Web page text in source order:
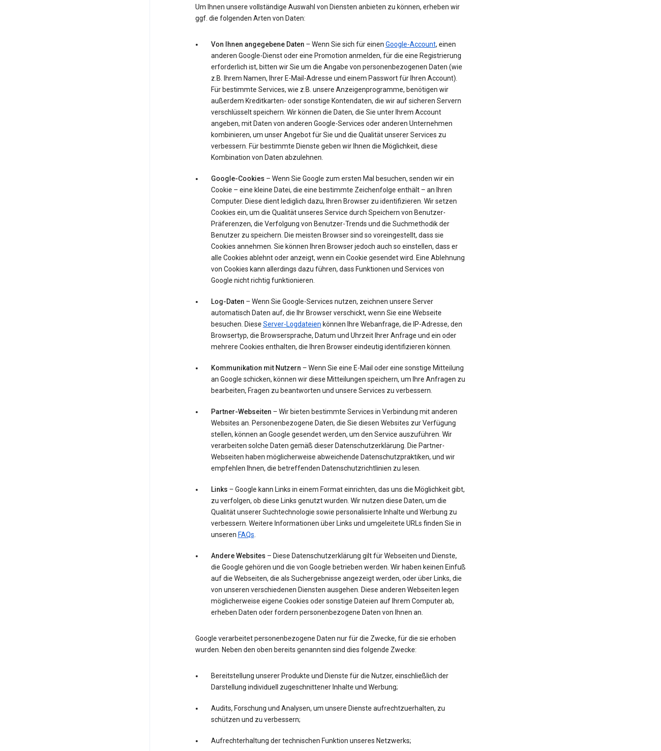
Um Ihnen unsere vollständige Auswahl von Diensten anbieten zu können, erheben wir
ggf. die folgenden Arten von Daten:
Von Ihnen angegebene Daten – Wenn Sie sich für einen Google-Account, einen
anderen Google-Dienst oder eine Promotion anmelden, für die eine Registrierung
erforderlich ist, bitten wir Sie um die Angabe von personenbezogenen Daten (wie
z.B. Ihrem Namen, Ihrer E-Mail-Adresse und einem Passwort für Ihren Account).
Für bestimmte Services, wie z.B. unsere Anzeigenprogramme, benötigen wir
außerdem Kreditkarten- oder sonstige Kontendaten, die wir auf sicheren Servern
verschlüsselt speichern. Wir können die Daten, die Sie unter Ihrem Account
angeben, mit Daten von anderen Google-Services oder anderen Unternehmen
kombinieren, um unser Angebot für Sie und die Qualität unserer Services zu
verbessern. Für bestimmte Dienste geben wir Ihnen die Möglichkeit, diese
Kombination von Daten abzulehnen.
Google-Cookies – Wenn Sie Google zum ersten Mal besuchen, senden wir ein
Cookie – eine kleine Datei, die eine bestimmte Zeichenfolge enthält – an Ihren
Computer. Diese dient lediglich dazu, Ihren Browser zu identifizieren. Wir setzen
Cookies ein, um die Qualität unseres Service durch Speichern von Benutzer-
Präferenzen, die Verfolgung von Benutzer-Trends und die Suchmethodik der
Benutzer zu speichern. Die meisten Browser sind so voreingestellt, dass sie
Cookies annehmen. Sie können Ihren Browser jedoch auch so einstellen, dass er
alle Cookies ablehnt oder anzeigt, wenn ein Cookie gesendet wird. Eine Ablehnung
von Cookies kann allerdings dazu führen, dass Funktionen und Services von
Google nicht richtig funktionieren.
Log-Daten – Wenn Sie Google-Services nutzen, zeichnen unsere Server
automatisch Daten auf, die Ihr Browser verschickt, wenn Sie eine Webseite
besuchen. Diese Server-Logdateien können Ihre Webanfrage, die IP-Adresse, den
Browsertyp, die Browsersprache, Datum und Uhrzeit Ihrer Anfrage und ein oder
mehrere Cookies enthalten, die Ihren Browser eindeutig identifizieren können.
Kommunikation mit Nutzern – Wenn Sie eine E-Mail oder eine sonstige Mitteilung
an Google schicken, können wir diese Mitteilungen speichern, um Ihre Anfragen zu
bearbeiten, Fragen zu beantworten und unsere Services zu verbessern.
Partner-Webseiten – Wir bieten bestimmte Services in Verbindung mit anderen
Websites an. Personenbezogene Daten, die Sie diesen Websites zur Verfügung
stellen, können an Google gesendet werden, um den Service auszuführen. Wir
verarbeiten solche Daten gemäß dieser Datenschutzerklärung. Die Partner-
Webseiten haben möglicherweise abweichende Datenschutzpraktiken, und wir
empfehlen Ihnen, die betreffenden Datenschutzrichtlinien zu lesen.
Links – Google kann Links in einem Format einrichten, das uns die Möglichkeit gibt,
zu verfolgen, ob diese Links genutzt wurden. Wir nutzen diese Daten, um die
Qualität unserer Suchtechnologie sowie personalisierte Inhalte und Werbung zu
verbessern. Weitere Informationen über Links und umgeleitete URLs finden Sie in
unseren FAQs
Andere Websites – Diese Datenschutzerklärung gilt für Webseiten und Dienste,
die Google gehören und die von Google betrieben werden. Wir haben keinen Einfuß
auf die Webseiten, die als Suchergebnisse angezeigt werden, oder über Links, die
von unseren verschiedenen Diensten ausgehen. Diese anderen Webseiten legen
möglicherweise eigene Cookies oder sonstige Dateien auf Ihrem Computer ab,
erheben Daten oder fordern personenbezogene Daten von Ihnen an.
Google verarbeitet personenbezogene Daten nur für die Zwecke, für die sie erhoben
wurden. Neben den oben bereits genannten sind dies folgende Zwecke:
Bereitstellung unserer Produkte und Dienste für die Nutzer, einschließlich der
Darstellung individuell zugeschnittener Inhalte und Werbung;
Audits, Forschung und Analysen, um unsere Dienste aufrechtzuerhalten, zu
schützen und zu verbessern;
Aufrechterhaltung der technischen Funktion unseres Netzwerks;